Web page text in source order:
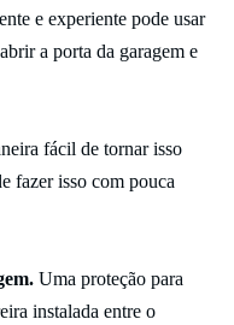
e experiente pode usar
a porta da garagem e
fácil de tornar isso
fazer isso com pouca
Uma proteção para
instalada entre o